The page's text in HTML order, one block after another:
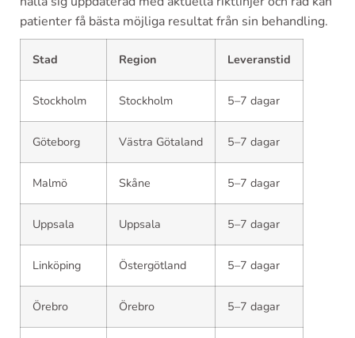
patienter få bästa möjliga resultat från sin behandling.
Stad Region Leveranstid
Stockholm Stockholm 5–7 dagar
Göteborg Västra Götaland 5–7 dagar
Malmö Skåne 5–7 dagar
Uppsala Uppsala 5–7 dagar
Linköping Östergötland 5–7 dagar
Örebro Örebro 5–7 dagar